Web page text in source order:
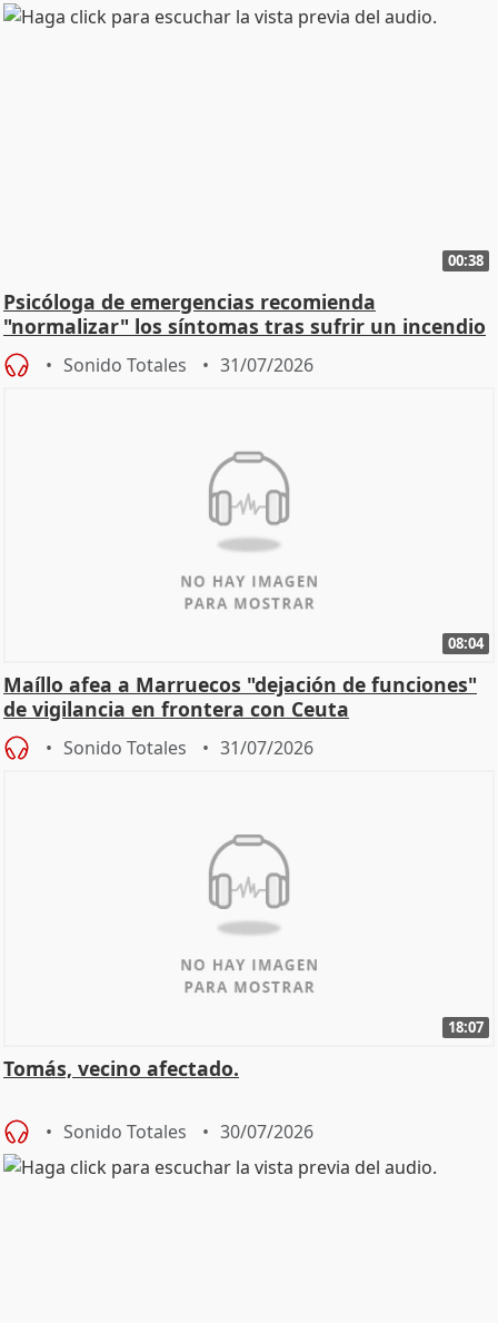
00:38
Psicóloga de emergencias recomienda
"normalizar" los síntomas tras sufrir un incendio
Sonido Totales 31/07/2026
08:04
Maíllo afea a Marruecos "dejación de funciones"
de vigilancia en frontera con Ceuta
Sonido Totales 31/07/2026
18:07
Tomás, vecino afectado.
Sonido Totales 30/07/2026